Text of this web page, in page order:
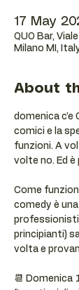
17 May
QUO Bar,
Milano MI,
About
domenica c'e
comici e la
funzioni. A
volte no. Ed è
Come
comedy è
principianti)
volta e
📆 Domenica